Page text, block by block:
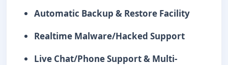
Automatic Backup & Restore Facility
Realtime Malware/Hacked Support
Live Chat/Phone Support & Multi-